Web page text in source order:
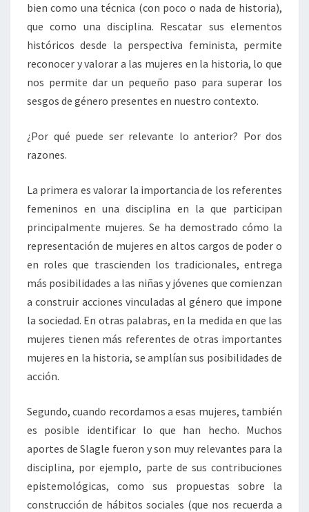
bien como una técnica (con poco o nada de historia),
que como una disciplina. Rescatar sus elementos
históricos desde la perspectiva feminista, permite
reconocer y valorar a las mujeres en la historia, lo que
nos permite dar un pequeño paso para superar los
sesgos de género presentes en nuestro contexto.
¿Por qué puede ser relevante lo anterior? Por dos
razones.
La primera es valorar la importancia de los referentes
femeninos en una disciplina en la que participan
principalmente mujeres. Se ha demostrado cómo la
representación de mujeres en altos cargos de poder o
en roles que trascienden los tradicionales, entrega
más posibilidades a las niñas y jóvenes que comienzan
a construir acciones vinculadas al género que impone
la sociedad. En otras palabras, en la medida en que las
mujeres tienen más referentes de otras importantes
mujeres en la historia, se amplían sus posibilidades de
acción.
Segundo, cuando recordamos a esas mujeres, también
es posible identificar lo que han hecho. Muchos
aportes de Slagle fueron y son muy relevantes para la
disciplina, por ejemplo, parte de sus contribuciones
epistemológicas, como sus propuestas sobre la
construcción de hábitos sociales (que nos recuerda a